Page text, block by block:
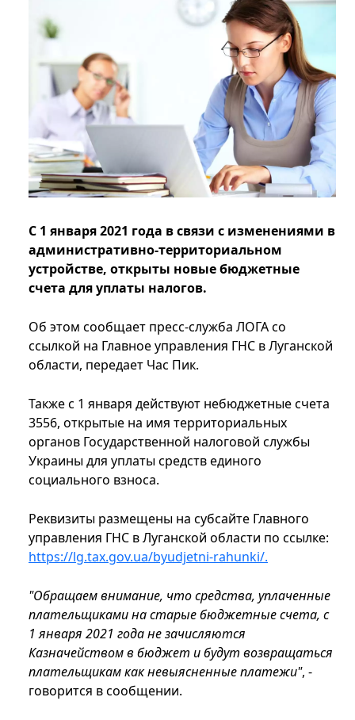
С 1 января 2021 года в связи с изменениями в
административно-территориальном
устройстве, открыты новые бюджетные
счета для уплаты налогов.
Об этом сообщает пресс-служба ЛОГА со
ссылкой на Главное управления ГНС в Луганской
области, передает Час Пик.
Также с 1 января действуют небюджетные счета
3556, открытые на имя территориальных
органов Государственной налоговой службы
Украины для уплаты средств единого
социального взноса.
Реквизиты размещены на субсайте Главного
управления ГНС в Луганской области по ссылке:
https://lg.tax.gov.ua/byudjetni-rahunki/.
"Обращаем внимание, что средства, уплаченные
плательщиками на старые бюджетные счета, с
1 января 2021 года не зачисляются
Казначейством в бюджет и будут возвращаться
плательщикам как невыясненные платежи", -
говорится в сообщении.